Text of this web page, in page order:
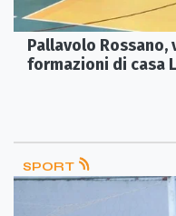
Pallavolo
formazioni di casa
SPORT